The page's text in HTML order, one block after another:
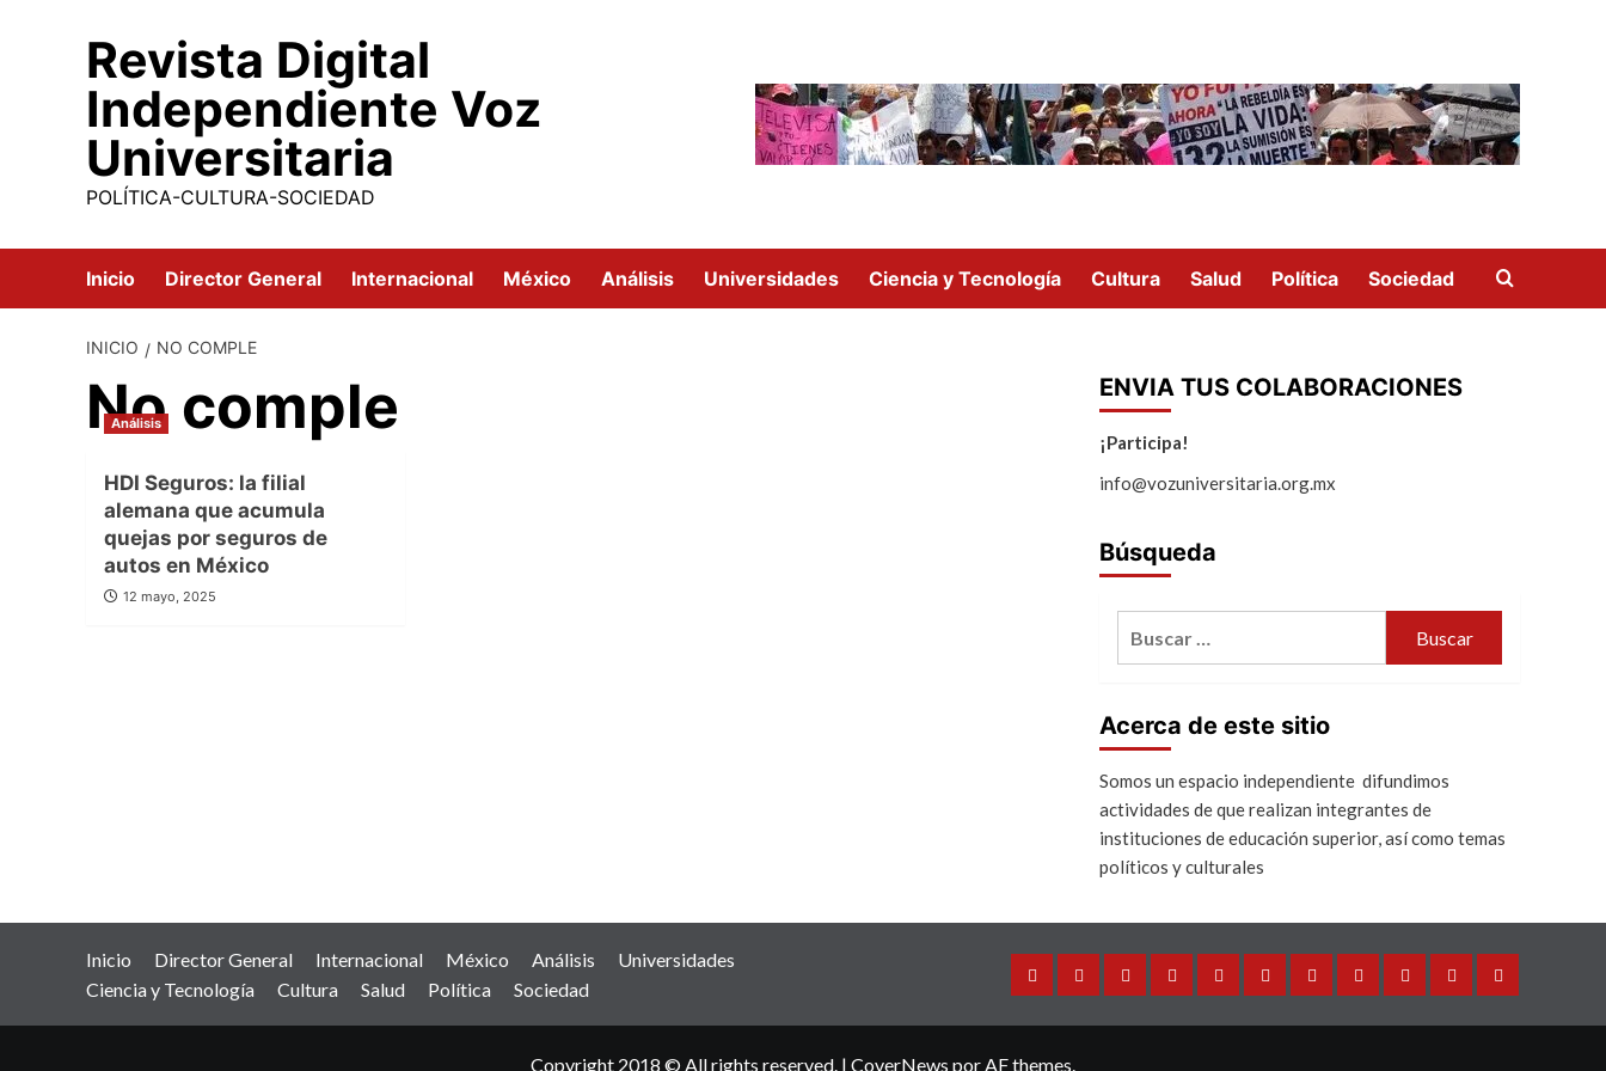
Revista Digital
Independiente Voz
Universitaria
POLÍTICA-CULTURA-SOCIEDAD
Inicio Director General Internacional México Análisis Universidades Ciencia y Tecnología Cultura Salud Política Sociedad
INICIO NO COMPLE
No comple
Análisis
HDI Seguros: la filial
alemana que acumula
quejas por seguros de
autos en México
12 mayo, 2025
ENVIA TUS COLABORACIONES
¡Participa!
info@vozuniversitaria.org.mx
Búsqueda
Acerca de este sitio
Somos un espacio independiente difundimos
actividades de que realizan integrantes de
instituciones de educación superior, así como temas
políticos y culturales
Inicio Director General Internacional México Análisis
Universidades
Ciencia y Tecnología
Cultura Salud Política Sociedad Inicio
DirectorInternacional
MéxicoAnálisisUniversidades
CienciaCulturaSalud PolíticaSociedad
Copyright 2018 © All rights reserved. | CoverNews por AF themes.